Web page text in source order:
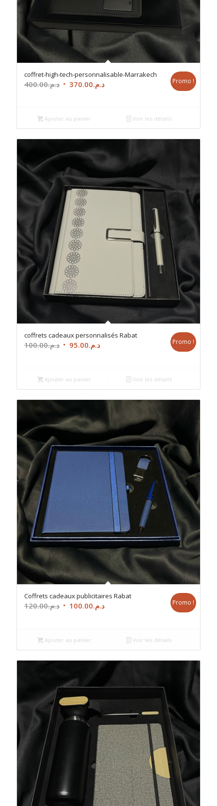
coffret-high-tech-personnalisable-Marrakech
د.م.400.00
Le
était :
د.م.400.00.
د.م.370.00
Le
د.م.370.00.
Promo !
Ajouter au panier Voir les détails
coffrets cadeaux personnalisés Rabat
د.م.100.00
Le
était :
د.م.100.00.
د.م.95.00
Le
د.م.95.00.
Promo !
Ajouter au panier Voir les détails
Coffrets cadeaux publicitaires Rabat
د.م.120.00
Le
était :
د.م.120.00.
د.م.100.00
Le
د.م.100.00.
Promo !
Ajouter au panier Voir les détails